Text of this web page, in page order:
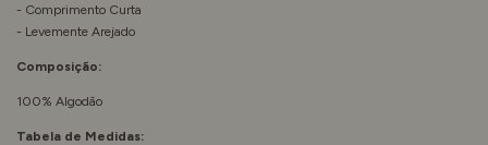
- Comprimento Curta
- Levemente Arejado
Composição:
100% Algodão
Tabela de Medidas: